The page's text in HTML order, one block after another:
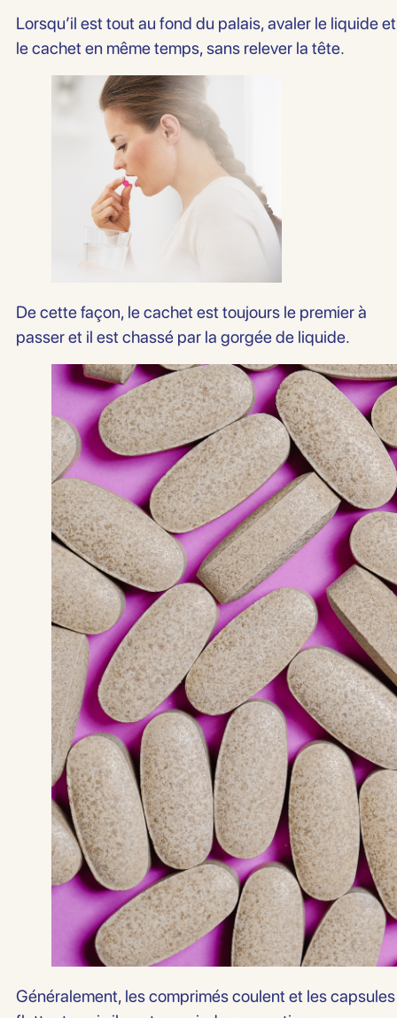
Lorsqu’il est tout au fond du palais, avaler le liquide et
le cachet en même temps, sans relever la tête.
De cette façon, le cachet est toujours le premier à
passer et il est chassé par la gorgée de liquide.
Généralement, les comprimés coulent et les capsules